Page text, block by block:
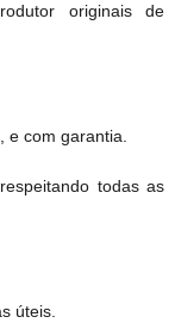
originais de
e com garantia.
todas as
úteis.